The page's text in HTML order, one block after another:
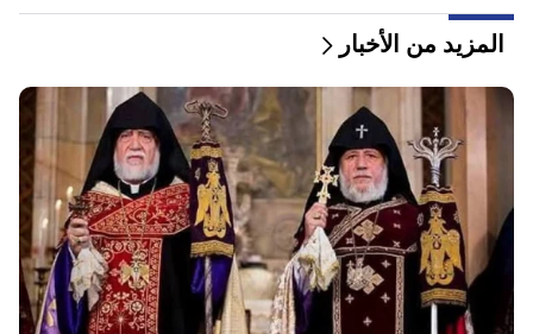
في حفل زفاف ابنتها (فيديو)
وشكر بيزشكيان الدول المجاورة على دعمها لإيران
22:58
وأصيب 13 راكبا على متن الطائرة. الهند
22:15
إن استدعاء Garegin B. Vepahar إلى المحكمة أمر غير
مقبول ومستهجن. آرام آي
22:09
المزيد من الأخبار